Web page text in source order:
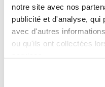
notre site avec nos
publicité et d'analyse, qui
avec d'autres
ou qu'ils ont collectées
En stock
AJOUTER AU PANIER